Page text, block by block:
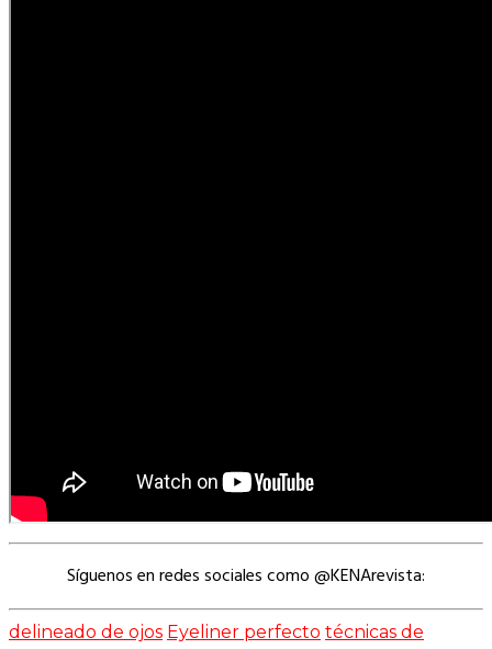
Síguenos en redes sociales como @KENArevista:
delineado de ojos Eyeliner perfecto técnicas de